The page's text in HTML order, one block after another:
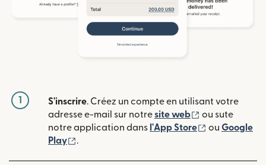
1 S'inscrire. Créez un compte en utilisant votre
adresse e-mail sur notresite web (s'ouvre dans
ou sute
notre application dans l'App Store (s'ouvre
ou Google
Play
(s'ouvre dans une nouvelle fenêtre)
.